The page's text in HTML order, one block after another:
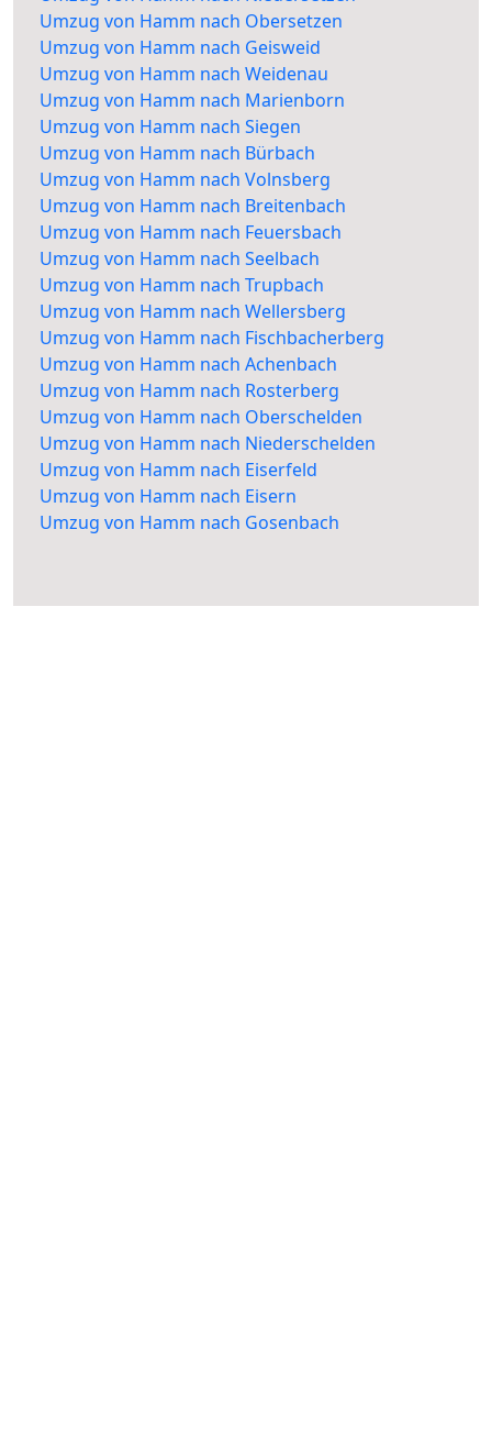
Umzug von Hamm nach Obersetzen
Umzug von Hamm nach Geisweid
Umzug von Hamm nach Weidenau
Umzug von Hamm nach Marienborn
Umzug von Hamm nach Siegen
Umzug von Hamm nach Bürbach
Umzug von Hamm nach Volnsberg
Umzug von Hamm nach Breitenbach
Umzug von Hamm nach Feuersbach
Umzug von Hamm nach Seelbach
Umzug von Hamm nach Trupbach
Umzug von Hamm nach Wellersberg
Umzug von Hamm nach Fischbacherberg
Umzug von Hamm nach Achenbach
Umzug von Hamm nach Rosterberg
Umzug von Hamm nach Oberschelden
Umzug von Hamm nach Niederschelden
Umzug von Hamm nach Eiserfeld
Umzug von Hamm nach Eisern
Umzug von Hamm nach Gosenbach